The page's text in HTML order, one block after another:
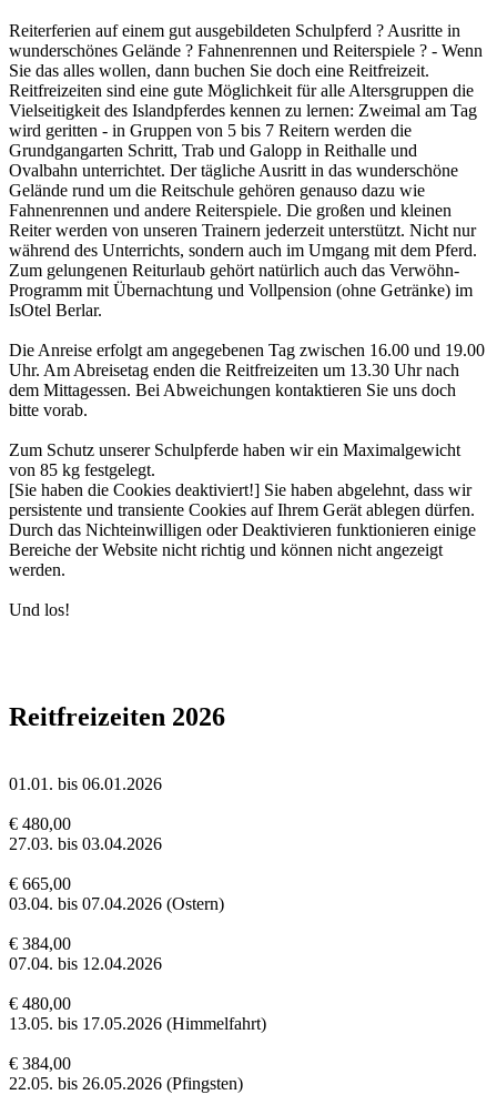
Reiterferien auf einem gut ausgebildeten Schulpferd ? Ausritte in
wunderschönes Gelände ? Fahnenrennen und Reiterspiele ? - Wenn
Sie das alles wollen, dann buchen Sie doch eine Reitfreizeit.
Reitfreizeiten sind eine gute Möglichkeit für alle Altersgruppen die
Vielseitigkeit des Islandpferdes kennen zu lernen: Zweimal am Tag
wird geritten - in Gruppen von 5 bis 7 Reitern werden die
Grundgangarten Schritt, Trab und Galopp in Reithalle und
Ovalbahn unterrichtet. Der tägliche Ausritt in das wunderschöne
Gelände rund um die Reitschule gehören genauso dazu wie
Fahnenrennen und andere Reiterspiele. Die großen und kleinen
Reiter werden von unseren Trainern jederzeit unterstützt. Nicht nur
während des Unterrichts, sondern auch im Umgang mit dem Pferd.
Zum gelungenen Reiturlaub gehört natürlich auch das Verwöhn-
Programm mit Übernachtung und Vollpension (ohne Getränke) im
IsOtel Berlar.
Die Anreise erfolgt am angegebenen Tag zwischen 16.00 und 19.00
Uhr. Am Abreisetag enden die Reitfreizeiten um 13.30 Uhr nach
dem Mittagessen. Bei Abweichungen kontaktieren Sie uns doch
bitte vorab.
Zum Schutz unserer Schulpferde haben wir ein Maximalgewicht
von 85 kg festgelegt.
[Sie haben die Cookies deaktiviert!] Sie haben abgelehnt, dass wir
persistente und transiente Cookies auf Ihrem Gerät ablegen dürfen.
Durch das Nichteinwilligen oder Deaktivieren funktionieren einige
Bereiche der Website nicht richtig und können nicht angezeigt
werden.
Und los!
Reitfreizeiten 2026
01.01. bis 06.01.2026
€ 480,00
27.03. bis 03.04.2026
€ 665,00
03.04. bis 07.04.2026 (Ostern)
€ 384,00
07.04. bis 12.04.2026
€ 480,00
13.05. bis 17.05.2026 (Himmelfahrt)
€ 384,00
22.05. bis 26.05.2026 (Pfingsten)